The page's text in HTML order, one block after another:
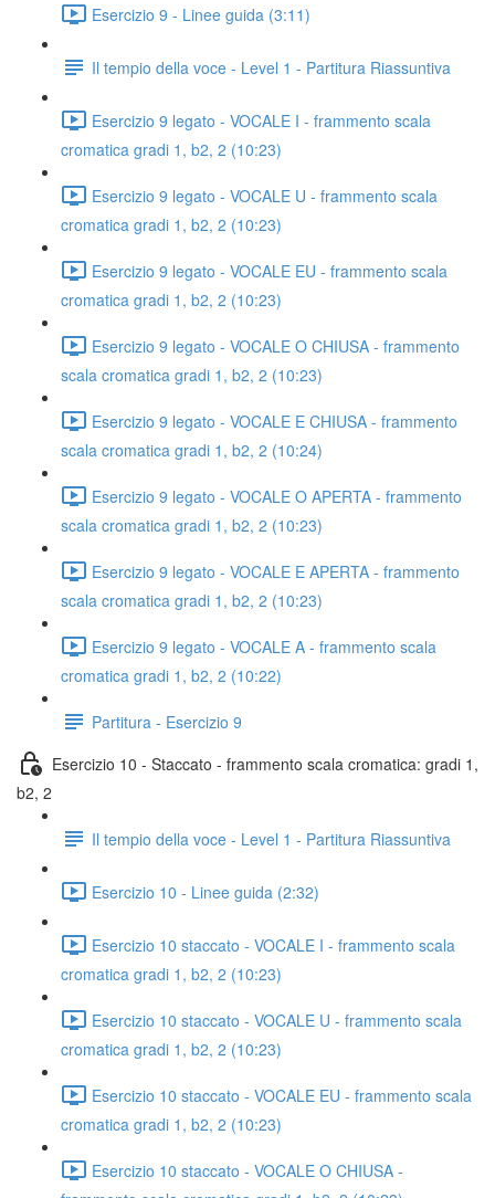
Esercizio 9 - Linee guida (3:11)
Il tempio della voce - Level 1 - Partitura Riassuntiva
Esercizio 9 legato - VOCALE I - frammento scala
cromatica gradi 1, b2, 2 (10:23)
Esercizio 9 legato - VOCALE U - frammento scala
cromatica gradi 1, b2, 2 (10:23)
Esercizio 9 legato - VOCALE EU - frammento scala
cromatica gradi 1, b2, 2 (10:23)
Esercizio 9 legato - VOCALE O CHIUSA - frammento
scala cromatica gradi 1, b2, 2 (10:23)
Esercizio 9 legato - VOCALE E CHIUSA - frammento
scala cromatica gradi 1, b2, 2 (10:24)
Esercizio 9 legato - VOCALE O APERTA - frammento
scala cromatica gradi 1, b2, 2 (10:23)
Esercizio 9 legato - VOCALE E APERTA - frammento
scala cromatica gradi 1, b2, 2 (10:23)
Esercizio 9 legato - VOCALE A - frammento scala
cromatica gradi 1, b2, 2 (10:22)
Partitura - Esercizio 9
Esercizio 10 - Staccato - frammento scala cromatica: gradi 1,
b2, 2
Il tempio della voce - Level 1 - Partitura Riassuntiva
Esercizio 10 - Linee guida (2:32)
Esercizio 10 staccato - VOCALE I - frammento scala
cromatica gradi 1, b2, 2 (10:23)
Esercizio 10 staccato - VOCALE U - frammento scala
cromatica gradi 1, b2, 2 (10:23)
Esercizio 10 staccato - VOCALE EU - frammento scala
cromatica gradi 1, b2, 2 (10:23)
Esercizio 10 staccato - VOCALE O CHIUSA -